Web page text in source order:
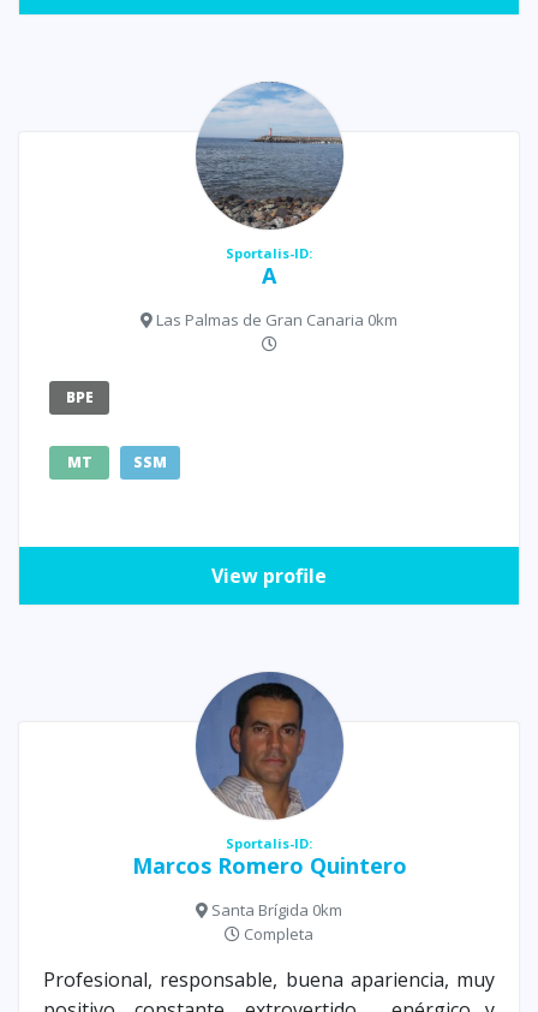
Sportalis-ID:
A
Las Palmas de Gran Canaria 0km
BPE
MT SSM
View profile
Sportalis-ID:
Marcos Romero Quintero
Santa Brígida 0km
Completa
Profesional, responsable, buena apariencia, muy